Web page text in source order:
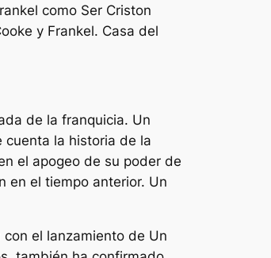
como Ser Criston
y Frankel. Casa del
de la franquicia. Un
cuenta la historia de la
el apogeo de su poder de
en el tiempo anterior. Un
con el lanzamiento de Un